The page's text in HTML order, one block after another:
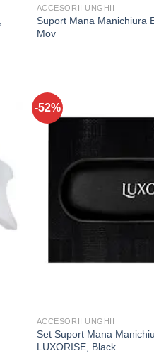
ACCESORII UNGHII
Suport Mana Manichiura
Mov
-52%
ACCESORII UNGHII
Set Suport Mana
LUXORISE, Black